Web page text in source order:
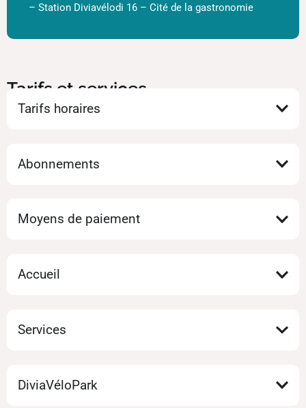
– Station Diviavélodi 16 – Cité de la gastronomie
Tarifs et services
Tarifs horaires
Abonnements
Moyens de paiement
Accueil
Services
DiviaVéloPark